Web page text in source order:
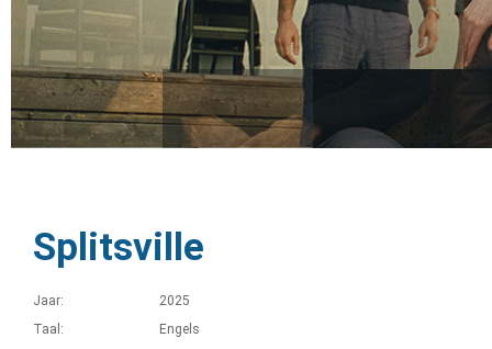
Splitsville
Jaar:
2025
Taal:
Engels